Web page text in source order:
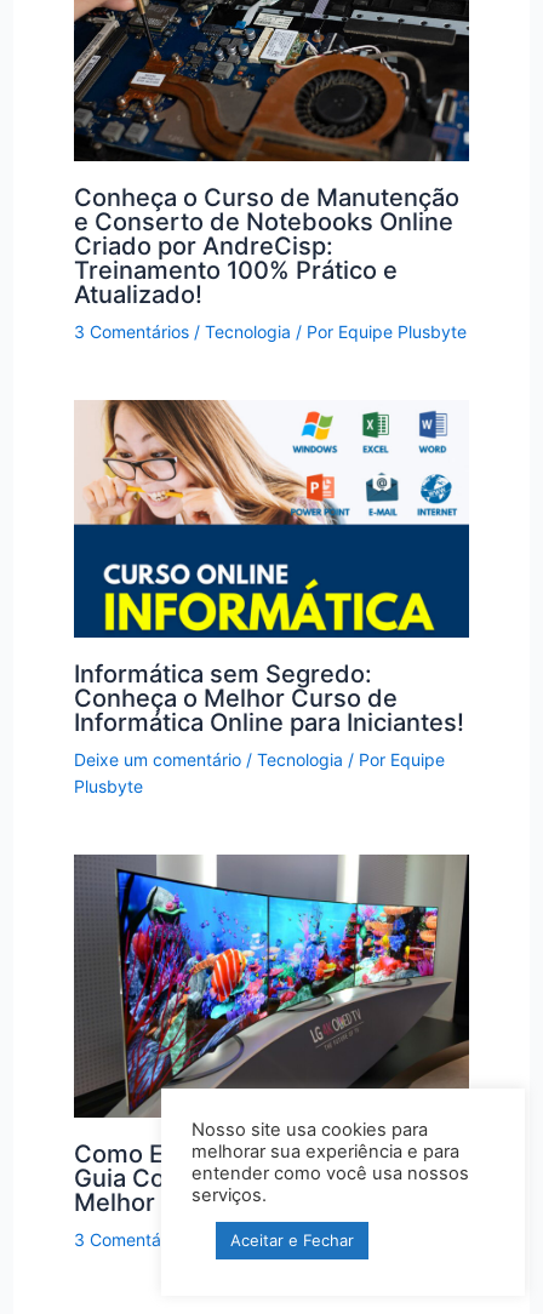
Conheça o Curso de Manutenção
e Conserto de Notebooks Online
Criado por AndreCisp:
Treinamento 100% Prático e
Atualizado!
3 Comentários / Tecnologia / Por Equipe Plusbyte
Informática sem Segredo:
Conheça o Melhor Curso de
Informática Online para Iniciantes!
Deixe um comentário / Tecnologia / Por Equipe
Plusbyte
Como Escolher Uma TV 4K 2026?
Guia Completo Para Comprar a
Melhor TV LED Smart 4K!
3 Comentários Tecnologia/ PorEquipe Plusbyte
Nosso site usa cookies para
melhorar sua experiência e para
entender como você usa nossos
serviços.
Aceitar e Fechar